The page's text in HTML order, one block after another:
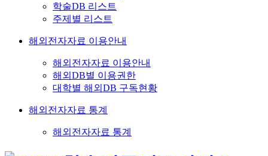
학술DB 리스트
주제별 리스트
해외전자자료 이용안내
해외전자자료 이용안내
해외DB별 이용권한
대학별 해외DB 구독현황
해외전자자료 통계
해외전자자료 통계